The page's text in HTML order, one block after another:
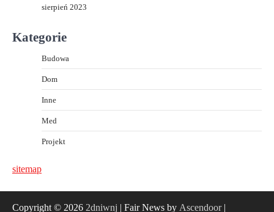
sierpień 2023
Kategorie
Budowa
Dom
Inne
Med
Projekt
sitemap
Copyright © 2026 2dniwnj | Fair News by Ascendoor|